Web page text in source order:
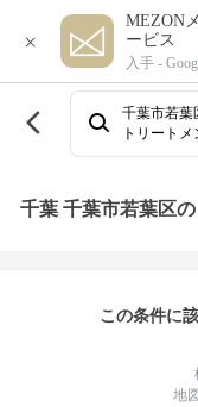
×
MEZON
ービス
入手 -
千葉市若葉
トリートメ
千葉 千葉市若葉区
この条件に
地